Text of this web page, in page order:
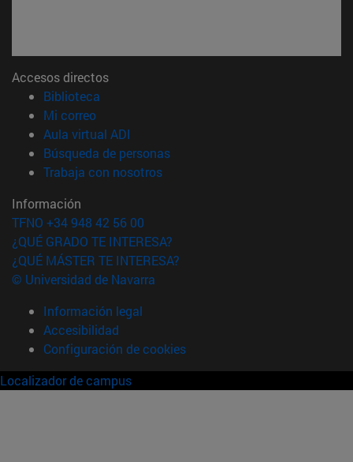
Accesos directos
Biblioteca
Mi correo(abre en nueva ventana)
Aula virtual ADI
Búsqueda de personas(abre en nueva ventana)
Trabaja con nosotros(abre en nueva ventana)
Información
TFNO +34 948 42 56 00
¿QUÉ GRADO TE INTERESA?
¿QUÉ MÁSTER TE INTERESA?
© Universidad de Navarra
Información legal
Accesibilidad
Configuración de cookies
Localizador de campus